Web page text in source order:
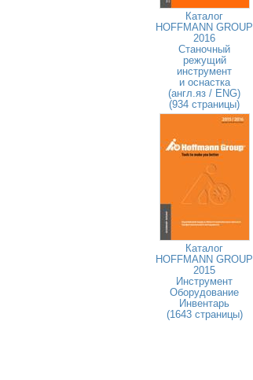
Каталог
HOFFMANN GROUP
2016
Станочный
режущий
инструмент
и оснастка
(англ.яз / ENG)
(934 страницы)
Каталог
HOFFMANN GROUP
2015
Инструмент
Оборудование
Инвентарь
(1643 страницы)